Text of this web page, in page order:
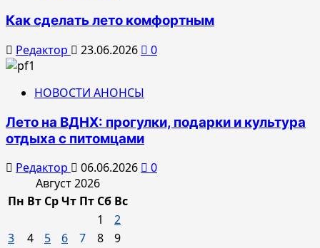
Как сделать лето комфортным
Редактор 23.06.2026 0
НОВОСТИ АНОНСЫ
Лето на ВДНХ: прогулки, подарки и культура
отдыха с питомцами
Редактор 06.06.2026
0
Август 2026
Пн Вт СрЧт Пт Сб Вс
1
2
3
4 5 6 7 8
9